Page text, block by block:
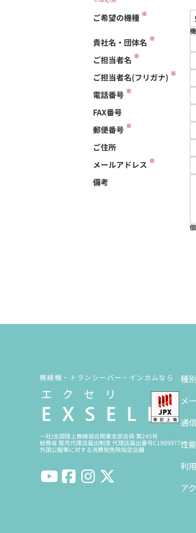
ご希望の機種 ※
貴社名・団体名 ※
ご担当者名 ※
ご担当者名(フリガナ) ※
電話番号 ※
FAX番号
郵便番号 ※
ご住所
メールアドレス ※
備考
無線機・トランシーバー・インカムなら
一社)全国陸上無線協会関東支部会員 第245号
総務省 販売代理店届出制度 代理店届出番号C1909977
外国公館等に対する消費税免除指定店舗
種
メ
通
性
利
ア